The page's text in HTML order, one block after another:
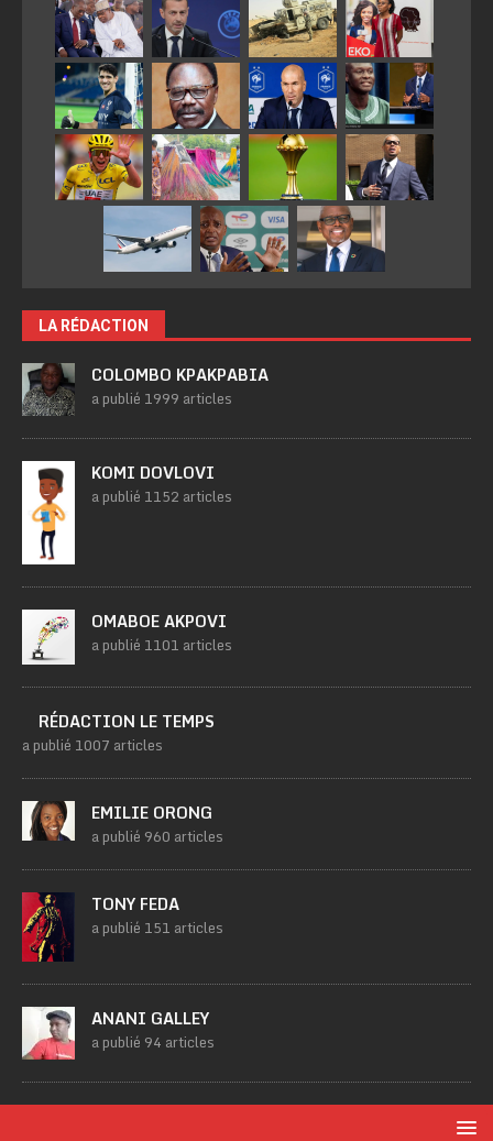
LA RÉDACTION
COLOMBO KPAKPABIA
a publié 1999 articles
KOMI DOVLOVI
a publié 1152 articles
OMABOE AKPOVI
a publié 1101 articles
RÉDACTION LE TEMPS
a publié 1007 articles
EMILIE ORONG
a publié 960 articles
TONY FEDA
a publié 151 articles
ANANI GALLEY
a publié 94 articles